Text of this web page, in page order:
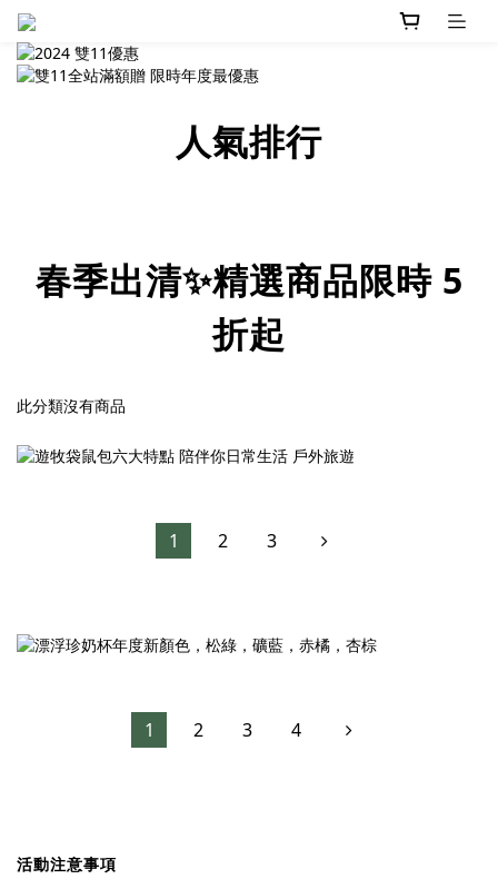
人氣排行
春季出清✨精選商品限時 5
折起
此分類沒有商品
1 2 3
1 2 3 4
活動注意事項